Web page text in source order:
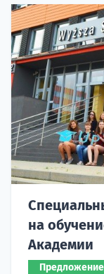
на
Академии
Предложение